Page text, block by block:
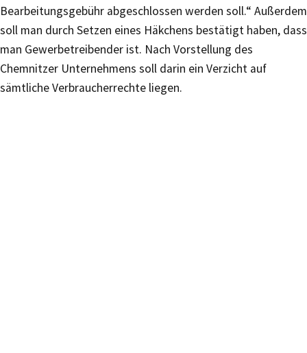
Bearbeitungsgebühr abgeschlossen werden soll.“ Außerdem
soll man durch Setzen eines Häkchens bestätigt haben, dass
man Gewerbetreibender ist. Nach Vorstellung des
Chemnitzer Unternehmens soll darin ein Verzicht auf
sämtliche Verbraucherrechte liegen.